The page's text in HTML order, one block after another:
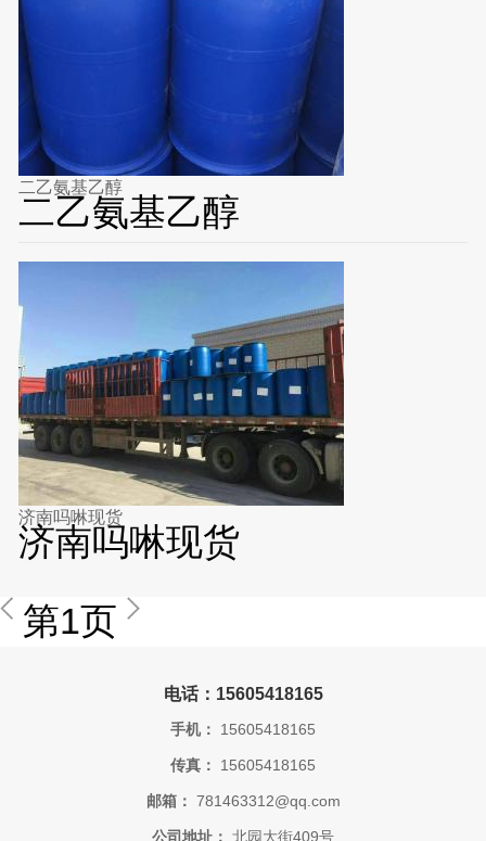
二乙氨基乙醇
二乙氨基乙醇
济南吗啉现货
济南吗啉现货
第1页
电话：15605418165
手机： 15605418165
传真： 15605418165
邮箱： 781463312@qq.com
公司地址： 北园大街409号